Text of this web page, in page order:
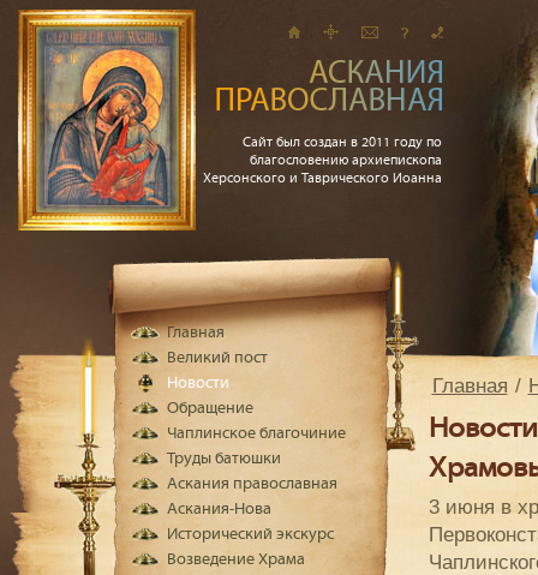
Сайт был создан в 2011 году по
благословению архиепископа
Херсонского и Таврического Иоанна
Главная
Новости
3 июня в
Главная
Великий пост
Новости
Обращение
Чаплинское благочиние
Труды батюшки
Аскания православная
Аскания-Нова
Исторический экскурс
Возведение Храма